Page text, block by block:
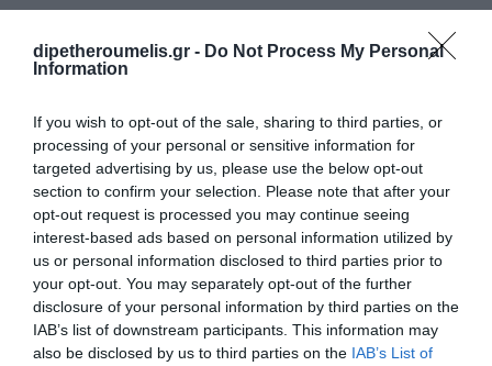
dipetheroumelis.gr - Do Not Process My Personal
Information
If you wish to opt-out of the sale, sharing to third parties, or
processing of your personal or sensitive information for
targeted advertising by us, please use the below opt-out
section to confirm your selection. Please note that after your
opt-out request is processed you may continue seeing
interest-based ads based on personal information utilized by
us or personal information disclosed to third parties prior to
your opt-out. You may separately opt-out of the further
disclosure of your personal information by third parties on the
IAB’s list of downstream participants. This information may
also be disclosed by us to third parties on the IAB’s List of
02
ΙΟΎΝ
Οζ» Τρίτη 2
Ιουνίου στο
Δημοτικό
Θέατρο Λαμίας
ΔΕΛΤΊΟ ΤΎΠΟΥ